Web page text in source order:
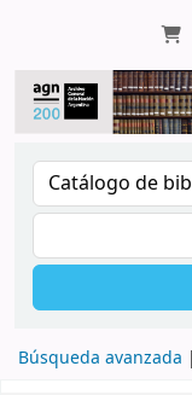
Búsqueda avanzada